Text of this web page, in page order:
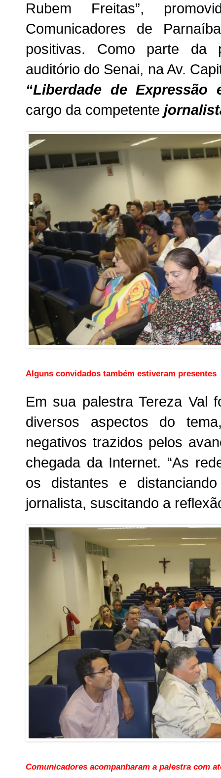
Rubem Freitas”,
Comunicadores de
positivas. Como parte da
auditório do Senai, na Av.
“Liberdade de
cargo da competente
Alguns convidados também estiveram presentes
Em sua palestra Tereza Val
diversos aspectos do
negativos trazidos pelos
chegada da Internet. “As
os distantes e
jornalista, suscitando a
Comunicadores acompanharam a palestra com